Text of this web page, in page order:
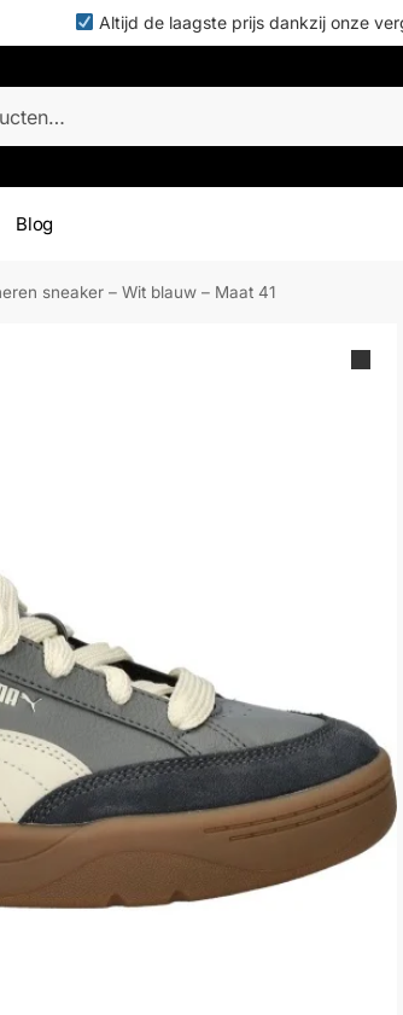
Altijd de laagste prijs dankzij onze
Blog
sneaker – Wit blauw – Maat 41